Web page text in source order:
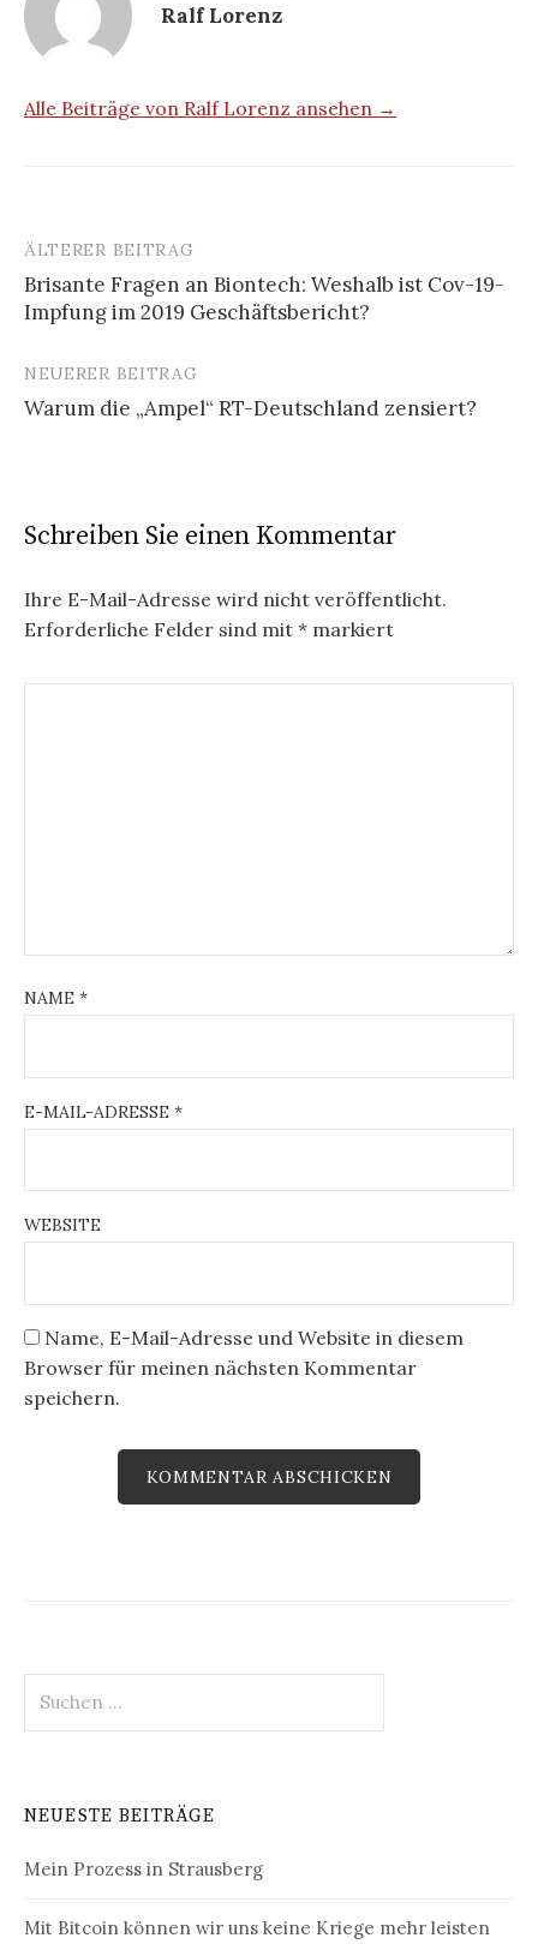
Ralf Lorenz
Alle Beiträge von Ralf Lorenz ansehen →
Beitrags-
Navigation
ÄLTERER BEITRAG
Brisante Fragen an Biontech: Weshalb ist Cov-19-
Impfung im 2019 Geschäftsbericht?
NEUERER BEITRAG
Warum die „Ampel“ RT-Deutschland zensiert?
Schreiben Sie einen Kommentar
Ihre E-Mail-Adresse wird nicht veröffentlicht.
Erforderliche Felder sind mit * markiert
NAME *
E-MAIL-ADRESSE *
WEBSITE
Name, E-Mail-Adresse und Website in diesem
Browser für meinen nächsten Kommentar
speichern.
nach:
NEUESTE BEITRÄGE
Mein Prozess in Strausberg
Mit Bitcoin können wir uns keine Kriege mehr leisten